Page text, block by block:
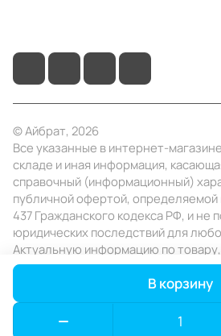
В корзину
© Айбрат, 2026
Все указанные в интернет-
складе и иная информация,
справочный (информационный)
публичной офертой,
437 Гражданского кодекса РФ, и не
юридических последствий для
Актуальную информацию по
характеристики уточняйте в
Конфиденциальность
Оферта